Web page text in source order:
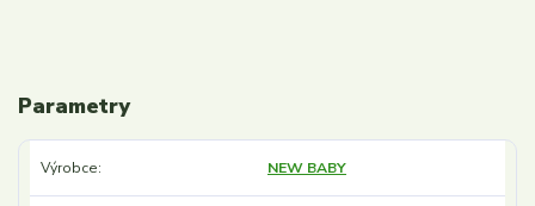
Parametry
Výrobce NEW BABY